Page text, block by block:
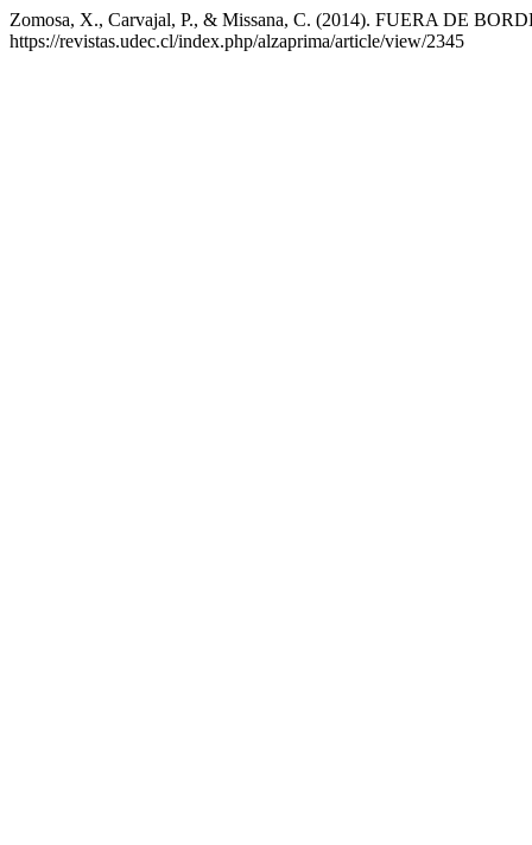
Zomosa, X., Carvajal, P., & Missana, C. (2014). FUERA DE
https://revistas.udec.cl/index.php/alzaprima/article/view/2345